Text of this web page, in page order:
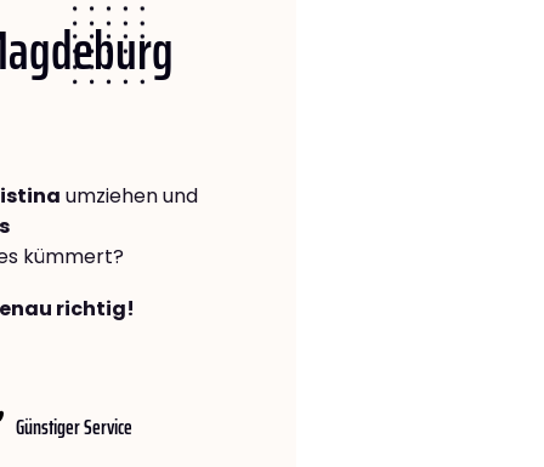
umziehen und
kümmert?
richtig!
Günstiger Service